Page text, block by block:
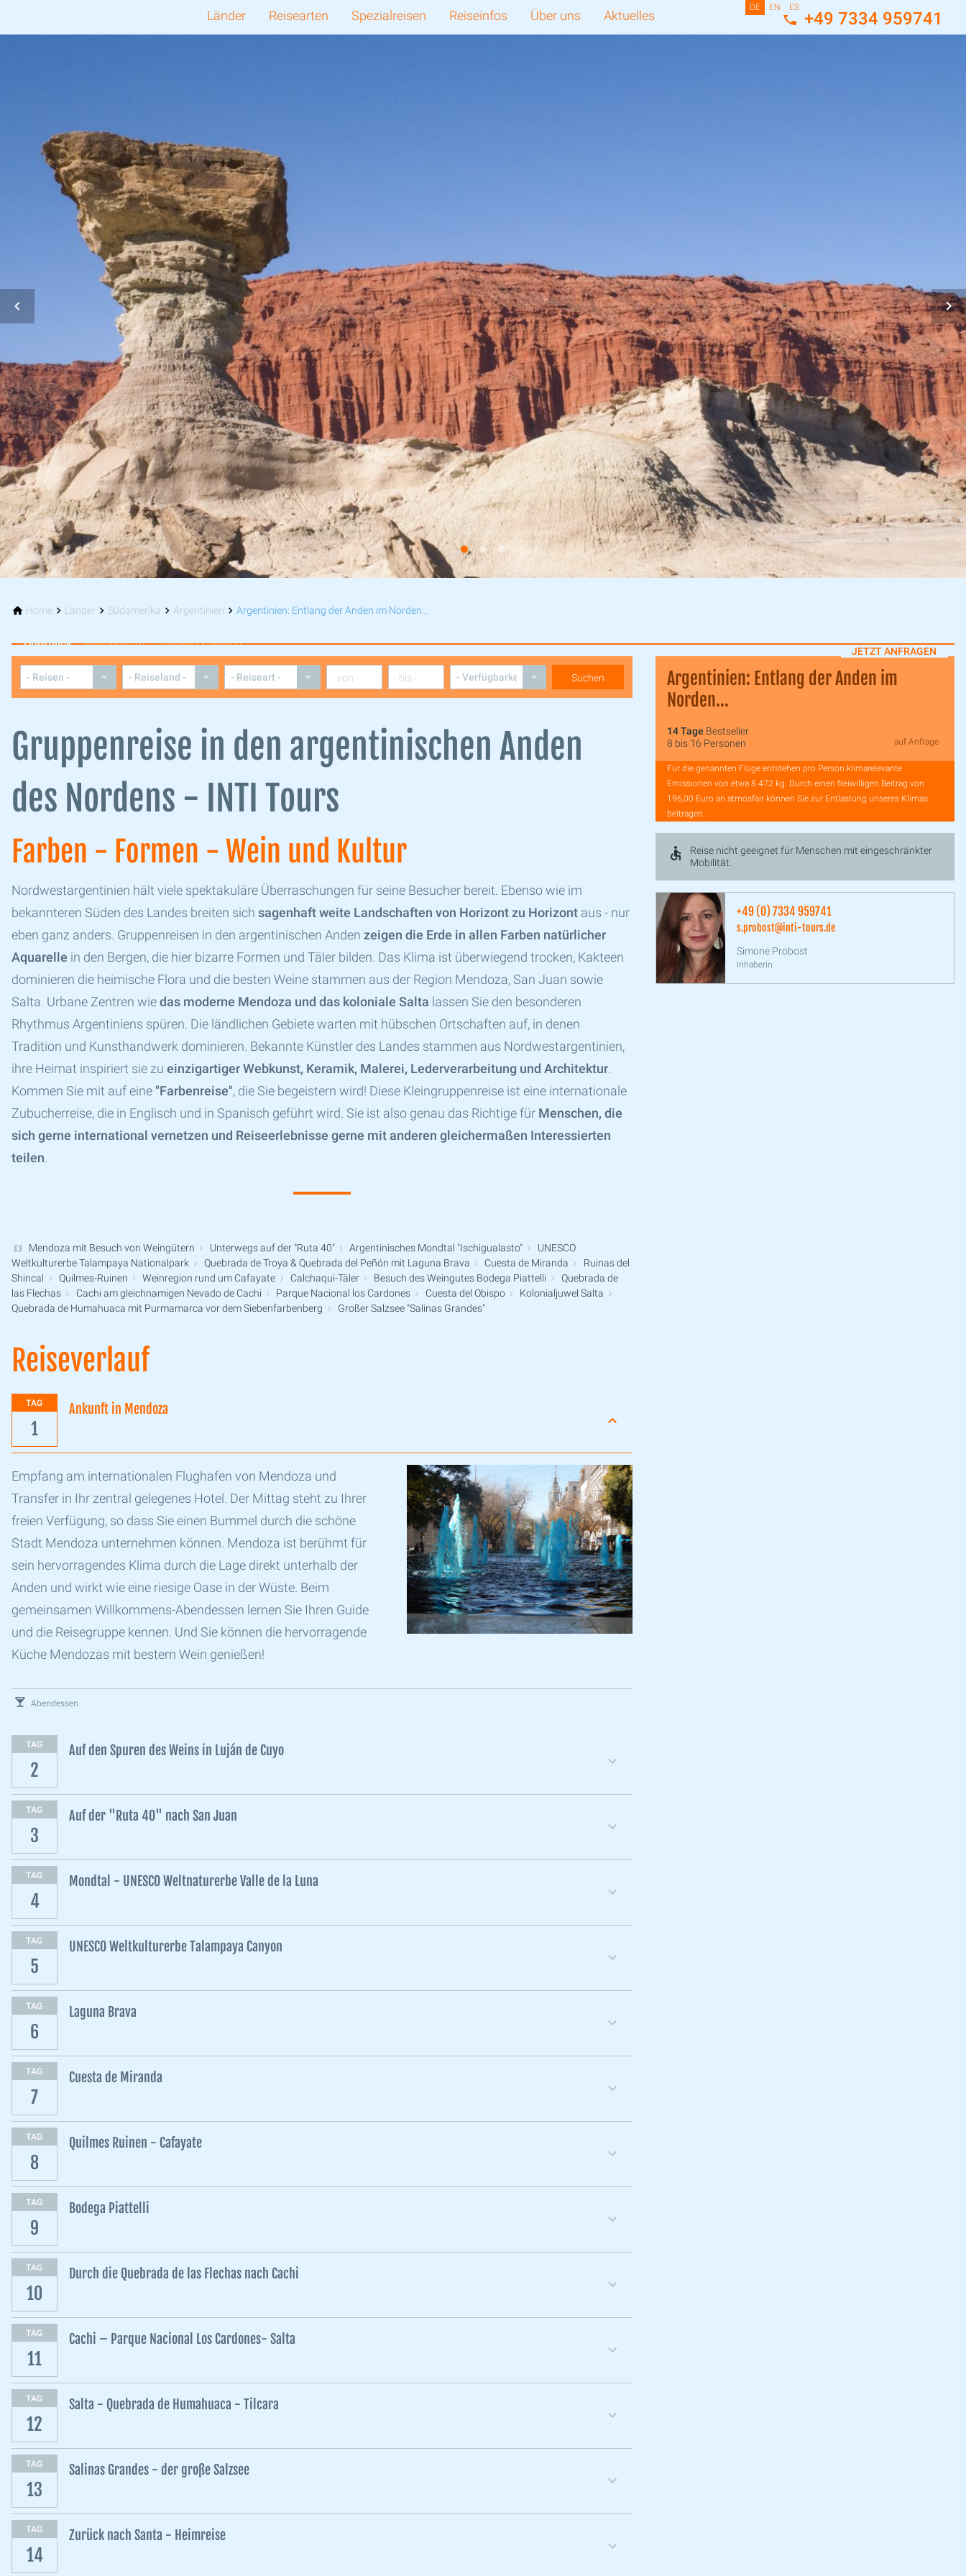
Länder Reisearten Spezialreisen Reiseinfos Über uns Aktuelles +49 7334 959741
DE EN ES
Home Länder Südamerika Argentinien Argentinien: Entlang der Anden im Norden...
Überblick Reiseverlauf Termine & Preise JETZT ANFRAGEN
Gruppenreise in den argentinischen Anden
des Nordens - INTI Tours
Farben - Formen - Wein und Kultur
Nordwestargentinien hält viele spektakuläre Überraschungen für seine Besucher bereit. Ebenso wie im
bekannteren Süden des Landes breiten sich sagenhaft weite Landschaften von Horizont zu Horizont aus - nur
eben ganz anders. Gruppenreisen in den argentinischen Anden zeigen die Erde in allen Farben natürlicher
Aquarelle in den Bergen, die hier bizarre Formen und Täler bilden. Das Klima ist überwiegend trocken, Kakteen
dominieren die heimische Flora und die besten Weine stammen aus der Region Mendoza, San Juan sowie
Salta. Urbane Zentren wiedas moderne Mendoza und das koloniale Salta lassen Sie den besonderen
Rhythmus Argentiniens spüren. Die ländlichen Gebiete warten mit hübschen Ortschaften auf, in denen
Tradition und Kunsthandwerk dominieren. Bekannte Künstler des Landes stammen aus Nordwestargentinien,
ihre Heimat inspiriert sie zu einzigartiger Webkunst, Keramik, Malerei, Lederverarbeitung und Architektur
Kommen Sie mit auf eine "Farbenreise", die Sie begeistern wird! Diese Kleingruppenreise ist eine internationale
Zubucherreise, die in Englisch und in Spanisch geführt wird. Sie ist also genau das Richtige für Menschen, die
sich gerne international vernetzen und Reiseerlebnisse gerne mit anderen gleichermaßen Interessierten
teilen
Mendoza mit Besuch von Weingütern Unterwegs auf der "Ruta 40" Argentinisches Mondtal "Ischigualasto"
UNESCO
Weltkulturerbe Talampaya Nationalpark
Quebrada de Troya & Quebrada del Peñón mit Laguna Brava Cuesta de Miranda
Ruinas del
Shincal
Quilmes-Ruinen Weinregion rund um Cafayate Calchaqui-Täler Besuch des Weingutes Bodega Piattelli
Quebrada de
las Flechas
Cachi am gleichnamigen Nevado de Cachi Parque Nacional los Cardones Cuesta del Obispo
Kolonialjuwel Salta
Quebrada de Humahuaca mit Purmamarca vor dem Siebenfarbenberg
Großer Salzsee "Salinas Grandes"
Reiseverlauf
TAG
1
Ankunft in Mendoza
Empfang am internationalen Flughafen von Mendoza und
Transfer in Ihr zentral gelegenes Hotel. Der Mittag steht zu Ihrer
freien Verfügung, so dass Sie einen Bummel durch die schöne
Stadt Mendoza unternehmen können. Mendoza ist berühmt für
sein hervorragendes Klima durch die Lage direkt unterhalb der
Anden und wirkt wie eine riesige Oase in der Wüste. Beim
gemeinsamen Willkommens-Abendessen lernen Sie Ihren Guide
und die Reisegruppe kennen. Und Sie können die hervorragende
Küche Mendozas mit bestem Wein genießen!
Abendessen
TAG
2
Auf den Spuren des Weins in Luján de Cuyo
TAG
3
Auf der "Ruta 40" nach San Juan
TAG
4
Mondtal - UNESCO Weltnaturerbe Valle de la Luna
TAG
5
UNESCO Weltkulturerbe Talampaya Canyon
TAG
6
Laguna Brava
TAG
7
Cuesta de Miranda
TAG
8
Quilmes Ruinen - Cafayate
TAG
9
Bodega Piattelli
TAG
10
Durch die Quebrada de las Flechas nach Cachi
TAG
11
Cachi – Parque Nacional Los Cardones- Salta
TAG
12
Salta - Quebrada de Humahuaca - Tilcara
TAG
13
Salinas Grandes - der große Salzsee
TAG
14
Zurück nach Santa - Heimreise
Argentinien: Entlang der Anden im
Norden...
14 Tage Bestseller
8 bis 16 Personen
auf Anfrage
Für die genannten Flüge entstehen pro Person klimarelevante
Emissionen von etwa 8.472 kg. Durch einen freiwilligen Beitrag von
196,00 Euro an atmosfair können Sie zur Entlastung unseres Klimas
beitragen.
Reise nicht geeignet für Menschen mit eingeschränkter
Mobilität.
+49 (0) 7334 959741
s.probost@inti-tours.de
Simone Probost
Inhaberin